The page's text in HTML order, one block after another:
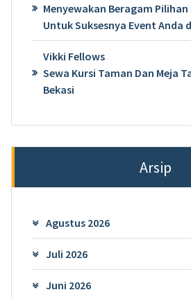
Menyewakan Beragam Pilihan
Untuk Suksesnya Event Anda
Vikki Fellows
Sewa Kursi Taman Dan Meja
Bekasi
Arsip
Agustus 2026
Juli 2026
Juni 2026